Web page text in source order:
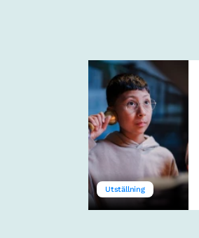
Utställning